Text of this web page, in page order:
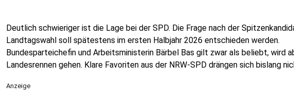
Deutlich schwieriger ist die Lage bei der SPD. Die Frage nach der
Landtagswahl soll spätestens im ersten Halbjahr 2026 entschieden werden.
Bundesparteichefin und Arbeitsministerin Bärbel Bas gilt zwar als beliebt, wird
Landesrennen gehen. Klare Favoriten aus der NRW-SPD drängen sich bislang
Anzeige